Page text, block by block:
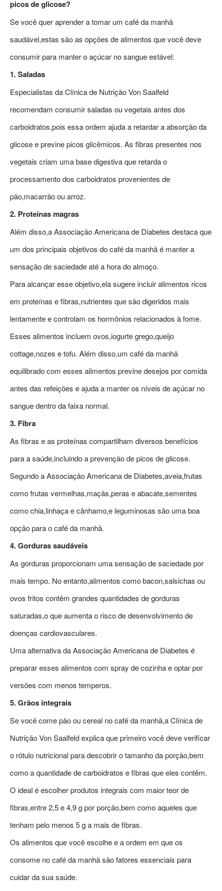
picos de glicose?
Se você quer aprender a tomar um café da manhã
saudável,estas são as opções de alimentos que você deve
consumir para manter o açúcar no sangue estável:
1. Saladas
Especialistas da Clínica de Nutrição Von Saalfeld
recomendam consumir saladas ou vegetais antes dos
carboidratos,pois essa ordem ajuda a retardar a absorção da
glicose e previne picos glicêmicos. As fibras presentes nos
vegetais criam uma base digestiva que retarda o
processamento dos carboidratos provenientes de
pão,macarrão ou arroz.
2. Proteínas magras
Além disso,a Associação Americana de Diabetes destaca que
um dos principais objetivos do café da manhã é manter a
sensação de saciedade até a hora do almoço.
Para alcançar esse objetivo,ela sugere incluir alimentos ricos
em proteínas e fibras,nutrientes que são digeridos mais
lentamente e controlam os hormônios relacionados à fome.
Esses alimentos incluem ovos,iogurte grego,queijo
cottage,nozes e tofu. Além disso,um café da manhã
equilibrado com esses alimentos previne desejos por comida
antes das refeições e ajuda a manter os níveis de açúcar no
sangue dentro da faixa normal.
3. Fibra
As fibras e as proteínas compartilham diversos benefícios
para a saúde,incluindo a prevenção de picos de glicose.
Segundo a Associação Americana de Diabetes,aveia,frutas
como frutas vermelhas,maçãs,peras e abacate,sementes
como chia,linhaça e cânhamo,e leguminosas são uma boa
opção para o café da manhã.
4. Gorduras saudáveis
As gorduras proporcionam uma sensação de saciedade por
mais tempo. No entanto,alimentos como bacon,salsichas ou
ovos fritos contêm grandes quantidades de gorduras
saturadas,o que aumenta o risco de desenvolvimento de
doenças cardiovasculares.
Uma alternativa da Associação Americana de Diabetes é
preparar esses alimentos com spray de cozinha e optar por
versões com menos temperos.
5. Grãos integrais
Se você come pão ou cereal no café da manhã,a Clínica de
Nutrição Von Saalfeld explica que primeiro você deve verificar
o rótulo nutricional para descobrir o tamanho da porção,bem
como a quantidade de carboidratos e fibras que eles contêm.
O ideal é escolher produtos integrais com maior teor de
fibras,entre 2,5 e 4,9 g por porção,bem como aqueles que
tenham pelo menos 5 g a mais de fibras.
Os alimentos que você escolhe e a ordem em que os
consome no café da manhã são fatores essenciais para
cuidar da sua saúde.